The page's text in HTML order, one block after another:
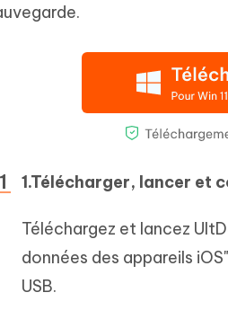
1.Télécharger, lancer et
Téléchargez et lancez
données des appareils
USB.